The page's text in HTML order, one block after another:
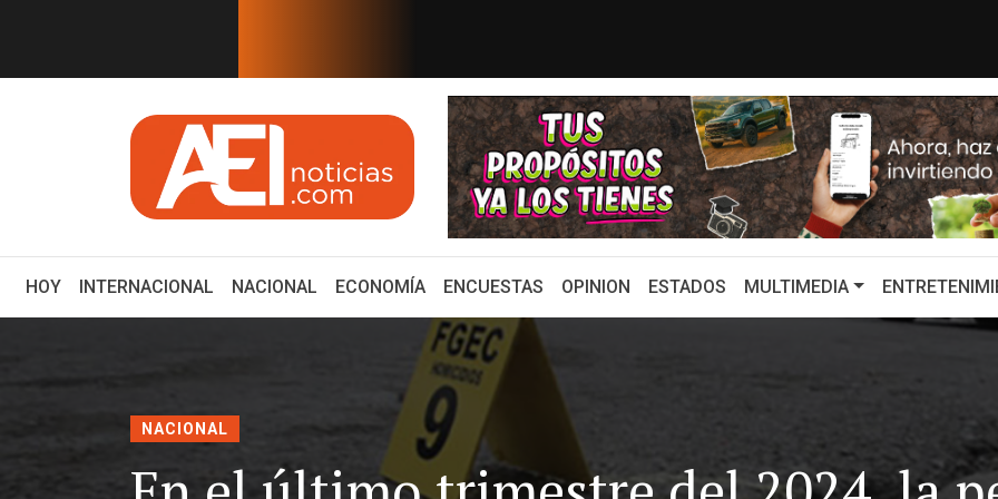
EN TIEMPO REAL
tiene rostro de mujer Reacomodo en el G7 bancario: Eduardo Osuna, Guillerm...ZACATECAS DEBE SER
HOY(CURRENT)
INTERNACIONAL NACIONAL ECONOMÍA ENCUESTAS OPINION ESTADOS MULTIMEDIA
NACIONAL